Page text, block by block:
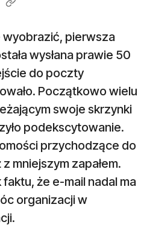
pierwsza
wysłana prawie 50
do poczty
Początkowo wielu
swoje skrzynki
podekscytowanie.
przychodzące do
mniejszym zapałem.
że e-mail nadal ma
organizacji w